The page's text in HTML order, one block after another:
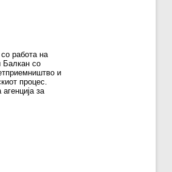
работа на
Балкан со
и
процес.
за